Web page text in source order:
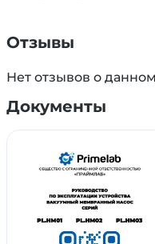
Габариты
Вес комплекта:8 кг
<hr
border: none; height:
block; font-family:
-apple-system,
Отзывы
Нет отзывов о
Документы